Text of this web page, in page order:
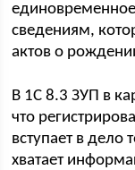
сведениям,
актов о
В 1С 8.3 ЗУП в
что
вступает в дело
хватает